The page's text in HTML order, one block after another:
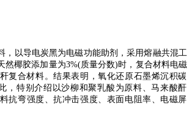
以导电炭黑为电磁功能助剂，采用熔融共混工
椰胶添加量为3%(质量分数)时，复合材料电磁
复合材料。结果表明，氧化还原石墨烯沉积碳
，特别介绍以沙柳和聚乳酸为原料、马来酸酐
抗弯强度、抗冲击强度、 表面电阻率、 电磁屏